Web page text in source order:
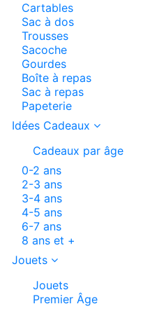
Cartables
Sac à dos
Trousses
Sacoche
Gourdes
Boîte à repas
Sac à repas
Papeterie
Idées Cadeaux
Cadeaux par âge
0-2 ans
2-3 ans
3-4 ans
4-5 ans
6-7 ans
8 ans et +
Jouets
Jouets
Premier Âge